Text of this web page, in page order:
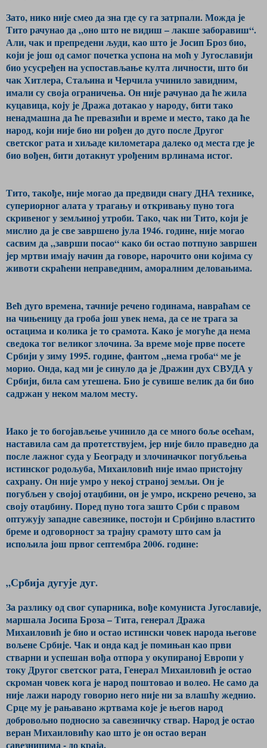
Зато, нико није смео да зна где су га затрпали. Можда је
Тито рачунао да „оно што не видиш – лакше заборавиш“.
Али, чак и препредени људи, као што је Јосип Броз био,
који је још од самог почетка успона на моћ у Југославији
био усусређен на успостављање култа личности, што би
чак Хитлера, Стаљина и Черчила учинило завидним,
имали су своја ограничења. Он није рачунао да ће жила
куцавица, коју је Дража дотакао у народу, бити тако
ненадмашна да ће превазићи и време и место, тако да ће
народ, који није био ни рођен до дуго после Другог
светског рата и хиљаде километара далеко од места где је
био вођен, бити дотакнут урођеним врлинама истог.
Тито, такође, није могао да предвиди снагу ДНА технике,
супериорног алата у трагању и откривању пуно тога
скривеног у земљиној утроби. Тако, чак ни Тито, који је
мислио да је све завршено јула 1946. године, није могао
сасвим да „заврши посао“ како би остао потпуно завршен
јер мртви имају начин да говоре, нарочито они којима су
животи скраћени неправедним, аморалним деловањима.
Већ дуго времена, тачније речено годинама, навраћам се
на чињеницу да гроба још увек нема, да се не трага за
остацима и колика је то срамота. Како је могуће да нема
сведока тог великог злочина. За време моје прве посете
Србији у зиму 1995. године, фантом „нема гроба“ ме је
морио. Онда, кад ми је синуло да је Дражин дух СВУДА у
Србији, била сам утешена. Био је сувише велик да би био
садржан у неком малом месту.
Иако је то богојављење учинило да се много боље осећам,
наставила сам да протетствујем, јер није било праведно да
после лажног суда у Београду и злочиначког погубљења
истинског родољуба, Михаиловић није имао пристојну
сахрану. Он није умро у некој страној земљи. Он је
погубљен у својој отаџбини, он је умро, искрено речено, за
своју отаџбину. Поред пуно тога зашто Срби с правом
оптужују западне савезнике, постоји и Србијино властито
бреме и одговорност за трајну срамоту што сам ја
испољила још првог септембра 2006. године:
„Србија дугује дуг.
За разлику од свог супарника, вође комуниста Југославије,
маршала Јосипа Броза – Тита, генерал Дража
Михаиловић је био и остао истински човек народа његове
вољене Србије. Чак и онда кад је помињан као први
стварни и успешан вођа отпора у окупираној Европи у
току Другог светског рата, Генерал Михаиловић је остао
скроман човек кога је народ поштовао и волео. Не само да
није лажи народу говорио него није ни за влашћу жеднио.
Срце му је рањавано жртвама које је његов народ
добровољно подносио за савезничку ствар. Народ је остао
веран Михаиловићу као што је он остао веран
савезницима - до краја.